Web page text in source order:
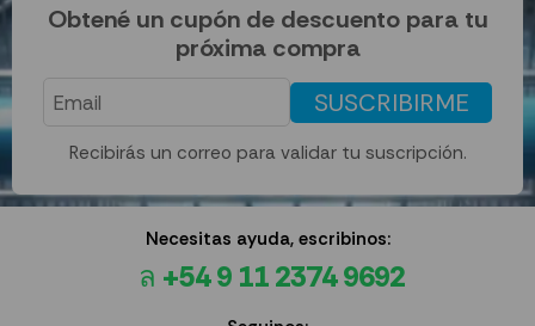
Obtené un cupón de descuento para tu
próxima compra
SUSCRIBIRME
Recibirás un correo para validar tu suscripción.
Necesitas ayuda, escribinos:
+54 9 11 2374 9692